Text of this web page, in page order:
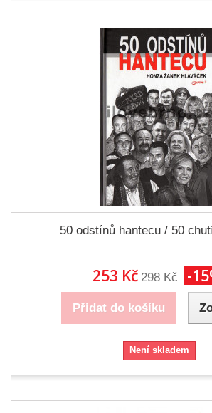
50 odstínů hantecu / 50
253 Kč 298 Kč -
Přidat do košíku
Není skladem